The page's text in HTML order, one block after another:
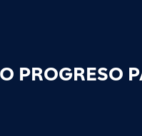
PROGRESO